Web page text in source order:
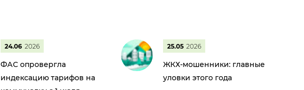
24.06 2026
ФАС опровергла
индексацию тарифов на
25.05 2026
ЖКХ-мошенники: главные
уловки этого года